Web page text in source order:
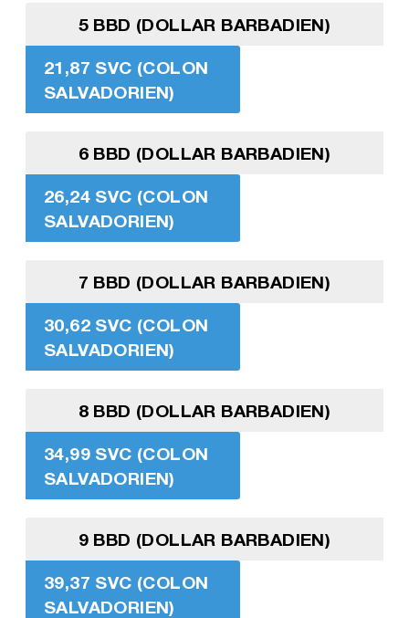
5 BBD (DOLLAR BARBADIEN)
21,87 SVC (COLON
SALVADORIEN)
6 BBD (DOLLAR BARBADIEN)
26,24 SVC (COLON
SALVADORIEN)
7 BBD (DOLLAR BARBADIEN)
30,62 SVC (COLON
SALVADORIEN)
8 BBD (DOLLAR BARBADIEN)
34,99 SVC (COLON
SALVADORIEN)
9 BBD (DOLLAR BARBADIEN)
39,37 SVC (COLON
SALVADORIEN)